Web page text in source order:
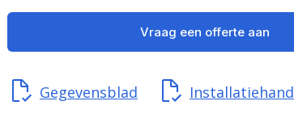
Vraag een offerte aan
Gegevensblad